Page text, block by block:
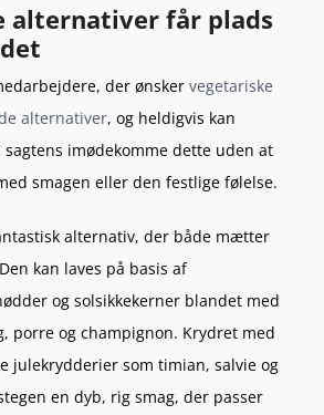
alternativer får plads
der ønsker vegetariske
alternativer, og heldigvis kan
imødekomme dette uden at
smagen eller den festlige følelse.
alternativ, der både mætter
kan laves på basis af
og solsikkekerner blandet med
porre og champignon. Krydret med
julekrydderier som timian, salvie og
en dyb, rig smag, der passer